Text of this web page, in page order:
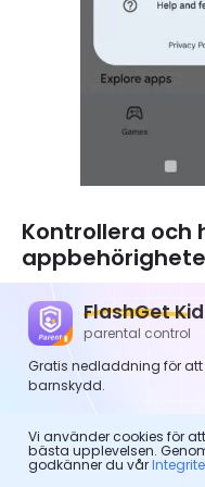
Kontrollera och
Kontrollera de
på sina telefoner
har kameror,
låt dem endast
Gör så här:
Gå till
FlashGet
parental control
Gratis nedladdning för
barnskydd.
Vi använder cookies för
bästa upplevelsen.
godkänner du vår